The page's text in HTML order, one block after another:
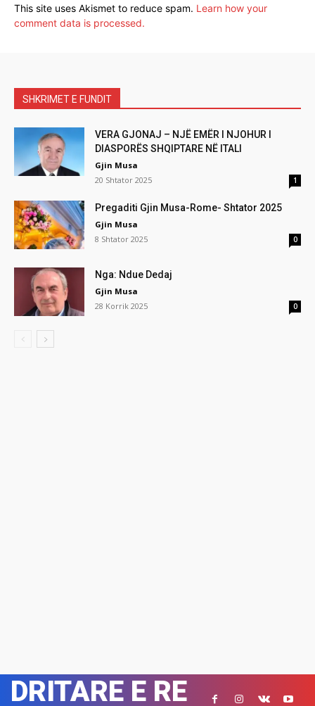
This site uses Akismet to reduce spam. Learn how your
comment data is processed.
SHKRIMET E FUNDIT
VERA GJONAJ – NJË EMËR I NJOHUR I
DIASPORËS SHQIPTARE NË ITALI
Gjin Musa
20 Shtator 2025
1
Pregaditi Gjin Musa-Rome- Shtator 2025
Gjin Musa
8 Shtator 2025
0
Nga: Ndue Dedaj
Gjin Musa
28 Korrik 2025
0
DRITARE E RE